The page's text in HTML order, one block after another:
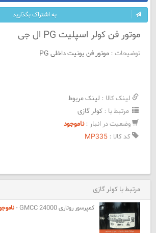
به اشتراک بگذارید
موتور فن کولر اسپلیت PG ال جی
توضیحات : موتور فن یونیت داخلی PG
لینک کالا : لینک مربوط
مرتبط با : کولر گازی
وضعیت در انبار : ناموجود
کد کالا : MP335
مرتبط با کولر گازی
کمپرسور روتاری GMCC 24000 - ناموجود